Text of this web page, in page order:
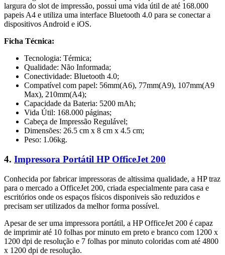
largura do slot de impressão, possui uma vida útil de até 168.000
papeis A4 e utiliza uma interface Bluetooth 4.0 para se conectar a
dispositivos Android e iOS.
Ficha Técnica:
Tecnologia: Térmica;
Qualidade: Não Informada;
Conectividade: Bluetooth 4.0;
Compatível com papel: 56mm(A6), 77mm(A9), 107mm(A9
Max), 210mm(A4);
Capacidade da Bateria: 5200 mAh;
Vida Útil: 168.000 páginas;
Cabeça de Impressão Regulável;
Dimensões: 26.5 cm x 8 cm x 4.5 cm;
Peso: 1.06kg.
4. Impressora Portátil HP OfficeJet 200
Conhecida por fabricar impressoras de altissima qualidade, a HP traz
para o mercado a OfficeJet 200, criada especialmente para casa e
escritórios onde os espaços físicos disponiveis são reduzidos e
precisam ser utilizados da melhor forma possível.
Apesar de ser uma impressora portátil, a HP OfficeJet 200 é capaz
de imprimir até 10 folhas por minuto em preto e branco com 1200 x
1200 dpi de resolução e 7 folhas por minuto coloridas com até 4800
x 1200 dpi de resolução.